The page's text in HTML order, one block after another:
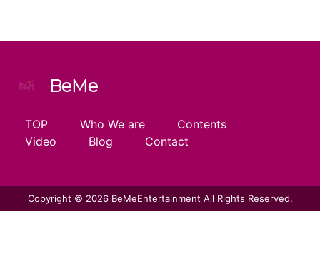
BeMe
TOP Who We are
Contents
Video
Blog Contact
Copyright © 2026 BeMeEntertainment All Rights Reserved.